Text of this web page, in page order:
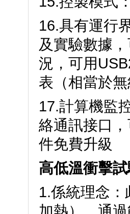
16.具有運行
及實驗數據
況，可用
表（相當於無
17.計算機監
絡通訊接口
件免費升級
高低溫衝擊
1.係統理念